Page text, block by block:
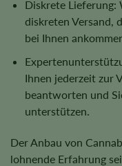
Diskrete Lieferung:
diskreten Versand,
bei Ihnen
Ihnen jederzeit zur
beantworten und
unterstützen.
Der Anbau von
lohnende Erfahrung